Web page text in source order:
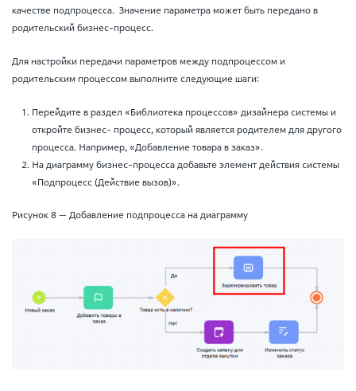
качестве подпроцесса. Значение параметра может быть передано в
родительский бизнес-процесс.
Для настройки передачи параметров между подпроцессом и
родительским процессом выполните следующие шаги:
Перейдите в раздел «Библиотека процессов» дизайнера системы и
откройте бизнес- процесс, который является родителем для другого
процесса. Например, «Добавление товара в заказ».
На диаграмму бизнес-процесса добавьте элемент действия системы
«Подпроцесс (Действие вызов)».
Рисунок 8 — Добавление подпроцесса на диаграмму